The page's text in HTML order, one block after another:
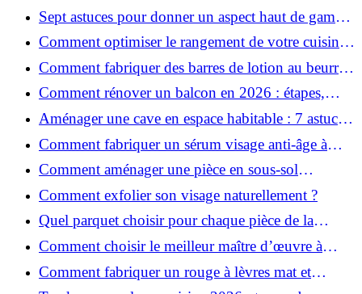
Sept astuces pour donner un aspect haut de gamme
à votre cuisine
Comment optimiser le rangement de votre cuisine
et gagner de la place ?
Comment fabriquer des barres de lotion au beurre
de karité ?
Comment rénover un balcon en 2026 : étapes,
budget et matériaux ?
Aménager une cave en espace habitable : 7 astuces
essentielles
Comment fabriquer un sérum visage anti-âge à
l'huile de rose musquée ?
Comment aménager une pièce en sous-sol
efficacement ?
Comment exfolier son visage naturellement ?
Quel parquet choisir pour chaque pièce de la
maison ?
Comment choisir le meilleur maître d’œuvre à
Grenoble en 2026 ?
Comment fabriquer un rouge à lèvres mat et
hydratant fait maison ?